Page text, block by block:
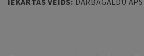
IEKĀRTAS VEIDS: DARBAGALDU